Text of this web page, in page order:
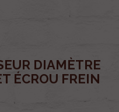
DIAMÈTRE
ÉCROU FREIN